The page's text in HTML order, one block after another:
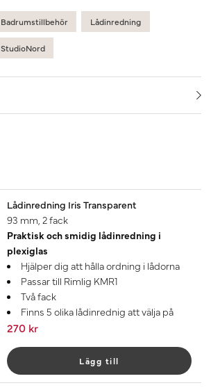
Badrumstillbehör Lådinredning
StudioNord
Lådinredning Iris Transparent
93 mm, 2 fack
Praktisk och smidig lådinredning i
plexiglas
Hjälper dig att hålla ordning i lådorna
Passar till Rimlig KMR1
Två fack
Finns 5 olika lådinrednig att välja på
270 kr
Lägg till